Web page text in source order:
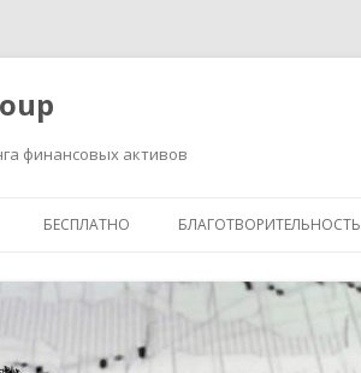
финансовых активов
БЕСПЛАТНО БЛАГОТВОРИТЕЛЬНОСТЬ